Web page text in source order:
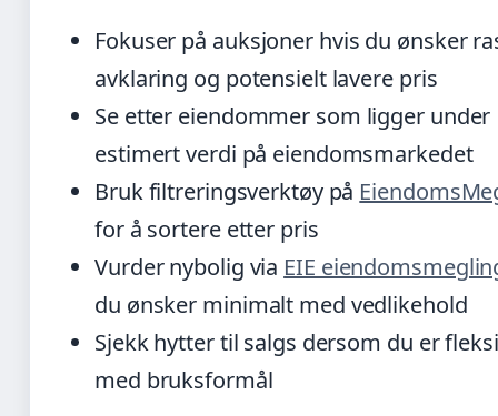
Fokuser på auksjoner hvis du ønsker
avklaring og potensielt lavere pris
Se etter eiendommer som ligger under
estimert verdi på eiendomsmarkedet
Bruk filtreringsverktøy på
for å sortere etter pris
Vurder nybolig via EIE
du ønsker minimalt med vedlikehold
Sjekk hytter til salgs dersom du er
med bruksformål